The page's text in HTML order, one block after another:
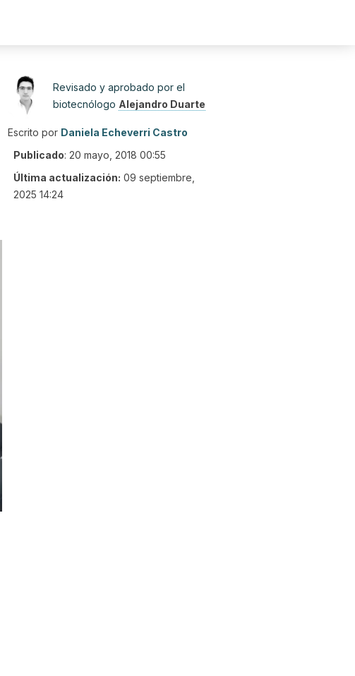
Revisado y aprobado por el
biotecnólogo Alejandro Duarte
Escrito por Daniela Echeverri Castro
Publicado: 20 mayo, 2018 00:55
Última actualización: 09 septiembre,
2025 14:24